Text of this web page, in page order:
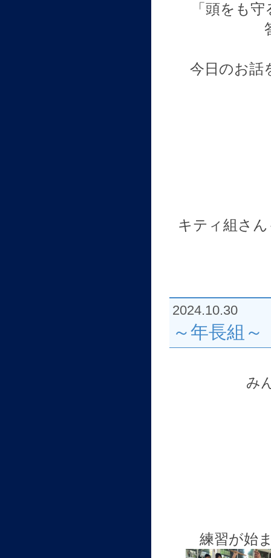
「頭をも
今日のお話
キティ組さ
2024.10.30
～年長組～
み
練習が始